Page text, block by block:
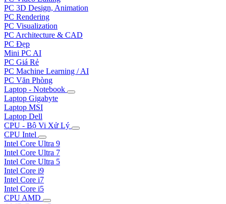
PC 3D Design, Animation
PC Rendering
PC Visualization
PC Architecture & CAD
PC Đẹp
Mini PC AI
PC Giá Rẻ
PC Machine Learning / AI
PC Văn Phòng
Laptop - Notebook
Laptop Gigabyte
Laptop MSI
Laptop Dell
CPU - Bộ Vi Xử Lý
CPU Intel
Intel Core Ultra 9
Intel Core Ultra 7
Intel Core Ultra 5
Intel Core i9
Intel Core i7
Intel Core i5
CPU AMD